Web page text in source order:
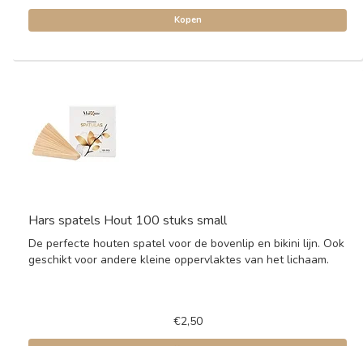
Kopen
Hars spatels Hout 100 stuks small
De perfecte houten spatel voor de bovenlip en bikini lijn. Ook
geschikt voor andere kleine oppervlaktes van het lichaam.
€2,50